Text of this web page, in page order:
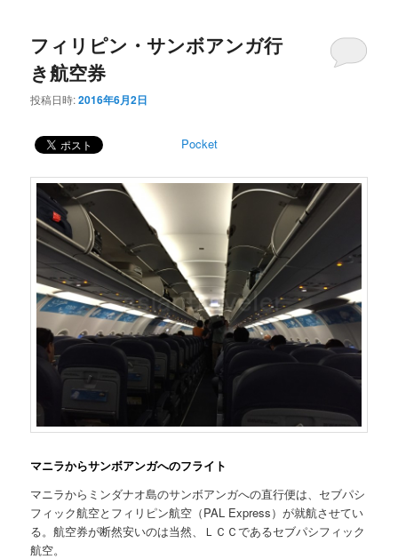
テ
ン
ツ
へ
移
動
ン
ツ
へ
移
動
フィリピン・サンボアンガ行
き航空券
投稿日時:2016年6月2日
Pocket
マニラからサンボアンガへのフライト
マニラからミンダナオ島のサンボアンガへの直行便は、セブパシ
フィック航空とフィリピン航空（PAL Express）が就航させてい
る。航空券が断然安いのは当然、ＬＣＣであるセブパシフィック
航空。